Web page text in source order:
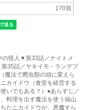
170頁
怪人▼第33話／ナイトメ
35話／ヤキイモ・ランデブ
魔法で爬虫類の頭に変えら
カイドウ（食堂を経営する
いでもある？）●あらすじ／
料理を出す魔法を使う福山
たニカイドウが、悪魔すら